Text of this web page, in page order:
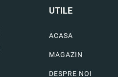
UTILE
ACASA
MAGAZIN
DESPRE NOI